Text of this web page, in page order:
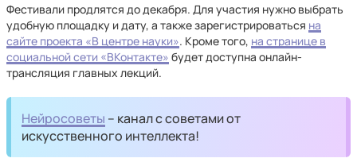
Фестивали продлятся до декабря. Для участия нужно выбрать
удобную площадку и дату, а также зарегистрироваться на
сайте проекта «В центре науки». Кроме того, на странице в
социальной сети «ВКонтакте» будет доступна онлайн-
трансляция главных лекций.
Нейросоветы – канал с советами от
искусственного интеллекта!